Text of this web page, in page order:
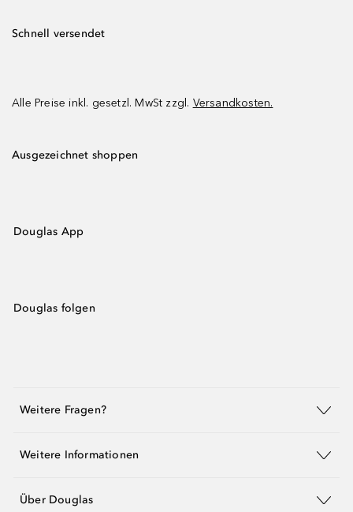
Schnell versendet
Alle Preise inkl. gesetzl. MwSt zzgl. Versandkosten.
Ausgezeichnet shoppen
Douglas App
Douglas folgen
Weitere Fragen?
Weitere Informationen
Über Douglas